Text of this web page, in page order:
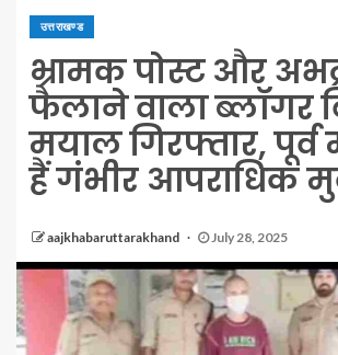
उत्तराखण्ड
भ्रामक पोस्ट और
फैलाने वाला ब्लॉगर
मयाल गिरफ्तार, पूर्व
हैं गंभीर आपराधिक
aajkhabaruttarakhand July 28, 2025